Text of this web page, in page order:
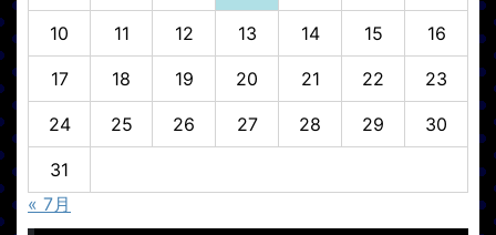
10 11 12 13 14 15 16
17 18 19 20 21 22 23
24 25 26 27 28 29 30
31
« 7月